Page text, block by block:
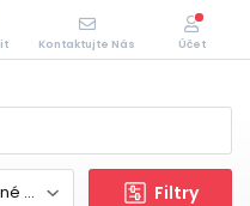
Filtry
Kontaktujte Nás Účet